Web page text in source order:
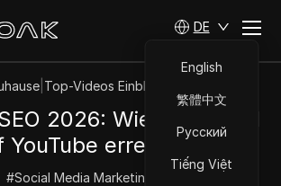
DE
English
繁體中文
Русский
Tiếng Việt
Top-Videos Einblicke
2026: Wie ich Platz 1
YouTube erreiche
#Social Media Marketing